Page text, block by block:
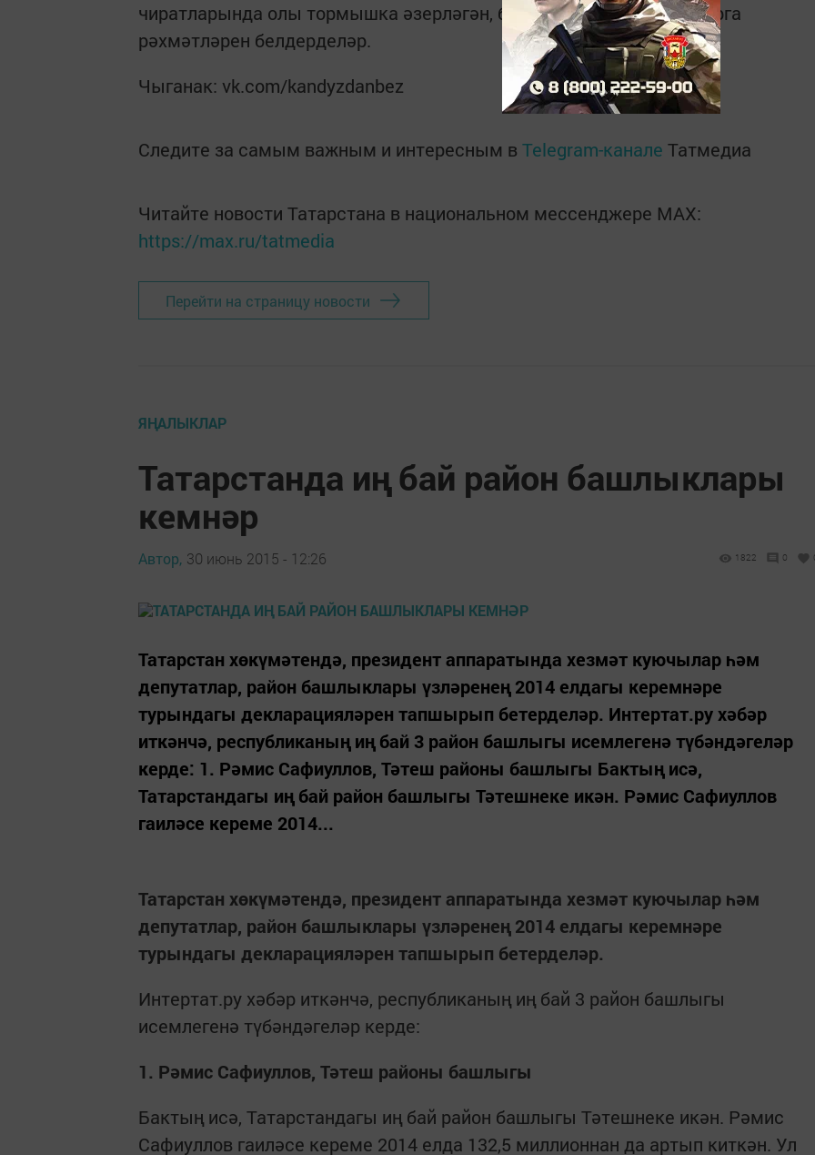
чиратларында олы тормышка әзерләгән, белем биргән укытучыларга
рәхмәтләрен белдерделәр.
Чыганак: vk.com/kandyzdanbez
Следите за самым важным и интересным в Telegram-канале Татмедиа
Читайте новости Татарстана в национальном мессенджере MАХ:
https://max.ru/tatmedia
Перейти на страницу новости
ЯҢАЛЫКЛАР
Татарстанда иң бай район башлыклары
кемнәр
Автор, 30 июнь 2015 - 12:26 1822 0
Татарстан хөкүмәтендә, президент аппаратында хезмәт куючылар һәм
депутатлар, район башлыклары үзләренең 2014 елдагы керемнәре
турындагы декларацияләрен тапшырып бетерделәр. Интертат.ру хәбәр
иткәнчә, республиканың иң бай 3 район башлыгы исемлегенә түбәндәгеләр
керде: 1. Рәмис Сафиуллов, Тәтеш районы башлыгы Бактың исә,
Татарстандагы иң бай район башлыгы Тәтешнеке икән. Рәмис Сафиуллов
гаиләсе кереме 2014...
Татарстан хөкүмәтендә, президент аппаратында хезмәт куючылар һәм
депутатлар, район башлыклары үзләренең 2014 елдагы керемнәре
турындагы декларацияләрен тапшырып бетерделәр.
Интертат.ру хәбәр иткәнчә, республиканың иң бай 3 район башлыгы
исемлегенә түбәндәгеләр керде:
1. Рәмис Сафиуллов, Тәтеш районы башлыгы
Бактың исә, Татарстандагы иң бай район башлыгы Тәтешнеке икән. Рәмис
Сафиуллов гаиләсе кереме 2014 елда 132,5 миллионнан да артып киткән. Ул